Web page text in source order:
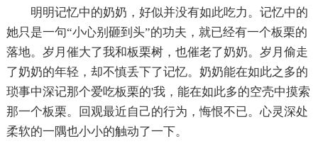
明明记忆中的奶奶，好似并没有如此吃力。记忆中的
她只是一句“小心别砸到头”的功夫，就已经有一个板栗的
落地。岁月催大了我和板栗树，也催老了奶奶。岁月偷走
了奶奶的年轻，却不慎丢下了记忆。奶奶能在如此之多的
琐事中深记那个爱吃板栗的'我，能在如此多的空壳中摸索
那一个板栗。回观最近自己的行为，悔恨不已。心灵深处
柔软的一隅也小小的触动了一下。